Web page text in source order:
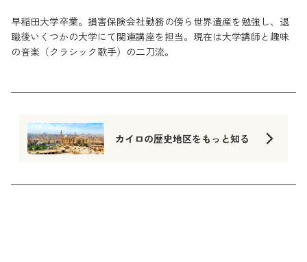
早稲田大学卒業。損害保険会社勤務の傍ら世界遺産を勉強し、退
職後いくつかの大学にて関連講座を担当。現在は大学講師と趣味
の音楽（クラシック歌手）の二刀流。
カイロの歴史地区をもっと知る